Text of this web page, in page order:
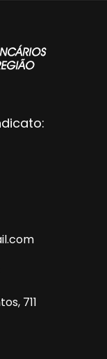
711